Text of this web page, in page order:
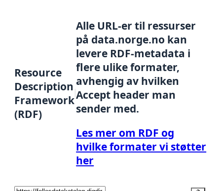
Resource
Description
Framework
(RDF)
Alle URL-er til ressurser
på data.norge.no kan
levere RDF-metadata i
flere ulike formater,
avhengig av hvilken
Accept header man
sender med.
Les mer om RDF og
hvilke formater vi støtter
her